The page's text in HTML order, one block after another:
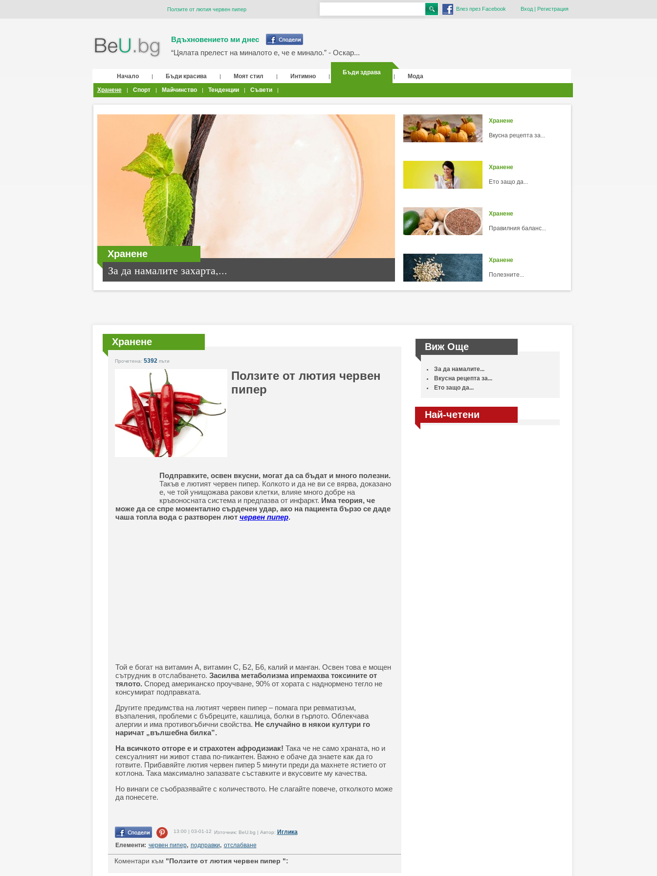
Ползите от лютия червен пипер Влез през Facebook Вход| Регистрация
Вдъхновението ми днес
“Цялата прелест на миналото е, че е минало.” - Оскар...
Начало | Бъди красива | Моят стил | Интимно |
Бъди здрава
|
Мода
Хранене
| Спорт | Майчинство | Тенденции | Съвети |
Хранене
За да намалите захарта,...
Хранене
Вкусна рецепта за...
Хранене
Ето защо да...
Хранене
Правилния баланс...
Хранене
Полезните...
Хранене
Прочетена: 5392 пъти
Ползите от лютия червен
пипер
Подправките, освен вкусни, могат да са бъдат и много полезни.
Такъв е лютият червен пипер. Колкото и да не ви се вярва, доказано
е, че той унищожава ракови клетки, влияе много добре на
кръвоносната система и предпазва от инфаркт. Има теория, че
може да се спре моментално сърдечен удар, ако на пациента бързо се даде
чаша топла вода с разтворен лют червен пипер.
Той е богат на витамин А, витамин C, Б2, Б6, калий и манган. Освен това е мощен
сътрудник в отслабването. Засилва метаболизма ипремахва токсините от
тялото. Според американско проучване, 90% от хората с наднормено тегло не
консумират подправката.
Другите предимства на лютият червен пипер – помага при ревматизъм,
възпаления, проблеми с бъбреците, кашлица, болки в гърлото. Облекчава
алергии и има противогъбични свойства. Не случайно в някои култури го
наричат „вълшебна билка”.
На всичкото отгоре е и страхотен афродизиак! Така че не само храната, но и
сексуалният ни живот става по-пикантен. Важно е обаче да знаете как да го
готвите. Прибавяйте лютия червен пипер 5 минути преди да махнете ястието от
котлона. Така максимално запазвате съставките и вкусовите му качества.
Но винаги се съобразявайте с количеството. Не слагайте повече, отколкото може
да понесете.
13:00 | 03-01-12 Източник: BeU.bg | Автор: Иглика
Елементи: червен пипер, подправки, отслабване
Коментари към "Ползите от лютия червен пипер ":
Виж Още
За да намалите...
Вкусна рецепта за...
Ето защо да...
Най-четени